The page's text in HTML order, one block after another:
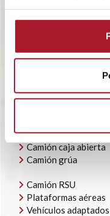
SOBRE TRANSTEL
RENTING FLEXIBLE
CONTACTO
OFERTAS DE
Todoterrenos y
Camión caja cerrada
Camión caja abierta
Camión grúa
Camión RSU
Plataformas aéreas
Vehículos adaptados